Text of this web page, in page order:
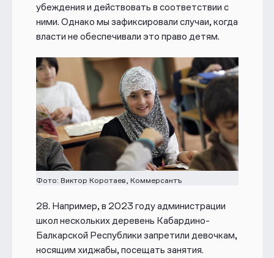
убеждения и действовать в соответствии с
ними. Однако мы зафиксировали случаи, когда
власти не обеспечивали это право детям.
Фото: Виктор Коротаев, Коммерсантъ
28. Например, в 2023 году администрации
школ нескольких деревень Кабардино-
Балкарской Республики запретили девочкам,
носящим хиджабы, посещать занятия.